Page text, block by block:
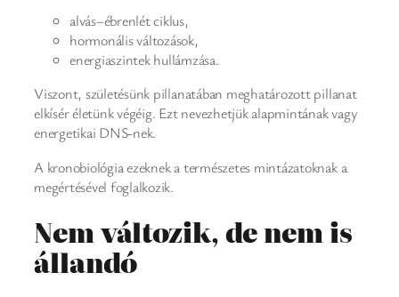
alvás–ébrenlét ciklus,
hormonális változások,
energiaszintek hullámzása.
Viszont, születésünk pillanatában meghatározott pillanat
elkísér életünk végéig. Ezt nevezhetjük alapmintának vagy
energetikai DNS-nek.
A kronobiológia ezeknek a természetes mintázatoknak a
megértésével foglalkozik.
Nem változik, de nem is
állandó